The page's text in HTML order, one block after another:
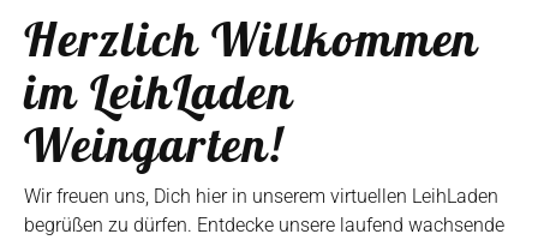
Herzlich Willkommen
im LeihLaden
Weingarten!
Wir freuen uns, Dich hier in unserem virtuellen LeihLaden
begrüßen zu dürfen. Entdecke unsere laufend wachsende